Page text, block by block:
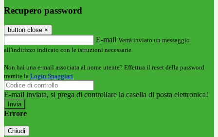
Recupero password
button close ×
E-mail Verrà inviato un messaggio
all'indirizzo indicato con le istruzioni necessarie.
Non hai una e-mail associata al nome utente? Effettua il reset della password
tramite la Login Spaggiari
E-mail inviata, si prega di controllare la casella di posta elettronica!
Errore
Chiudi